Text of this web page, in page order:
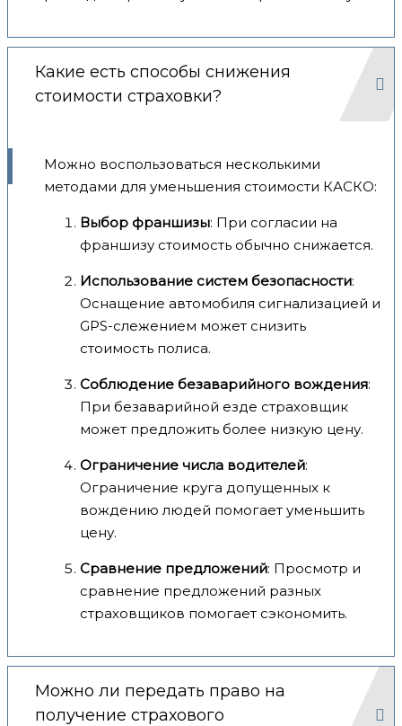
Какие есть способы снижения
стоимости страховки?
Можно воспользоваться несколькими
методами для уменьшения стоимости КАСКО:
Выбор франшизы: При согласии на
франшизу стоимость обычно снижается.
Использование систем безопасности:
Оснащение автомобиля сигнализацией и
GPS-слежением может снизить
стоимость полиса.
Соблюдение безаварийного вождения:
При безаварийной езде страховщик
может предложить более низкую цену.
Ограничение числа водителей:
Ограничение круга допущенных к
вождению людей помогает уменьшить
цену.
Сравнение предложений: Просмотр и
сравнение предложений разных
страховщиков помогает сэкономить.
Можно ли передать право на
получение страхового